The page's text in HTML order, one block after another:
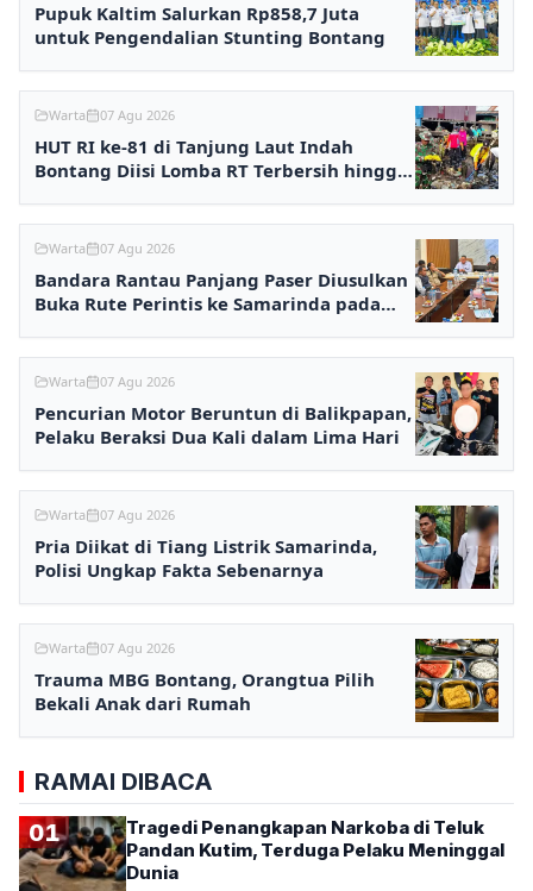
Pupuk Kaltim Salurkan Rp858,7 Juta
untuk Pengendalian Stunting Bontang
Warta 07 Agu 2026
HUT RI ke-81 di Tanjung Laut Indah
Bontang Diisi Lomba RT Terbersih hingga
Warta 07 Agu 2026
Bandara Rantau Panjang Paser Diusulkan
Buka Rute Perintis ke Samarinda pada
Warta 07 Agu 2026
Pencurian Motor Beruntun di Balikpapan,
Pelaku Beraksi Dua Kali dalam Lima Hari
Warta 07 Agu 2026
Pria Diikat di Tiang Listrik Samarinda,
Polisi Ungkap Fakta Sebenarnya
Warta 07 Agu 2026
Trauma MBG Bontang, Orangtua Pilih
Bekali Anak dari Rumah
RAMAI DIBACA
01
Tragedi Penangkapan Narkoba di Teluk
Pandan Kutim, Terduga Pelaku Meninggal
Dunia